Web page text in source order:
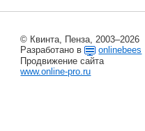
© Квинта, Пенза, 2003–2026
Разработано в
onlinebees
Продвижение сайта
www.online-pro.ru